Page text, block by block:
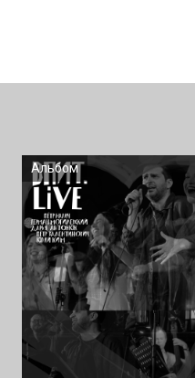
Альбом